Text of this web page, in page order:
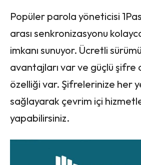
Popüler parola yöneticisi
arası senkronizasyonu
imkanı sunuyor. Ücretli
avantajları var ve güçlü şifre
özelliği var. Şifrelerinize her
sağlayarak çevrim içi
yapabilirsiniz.